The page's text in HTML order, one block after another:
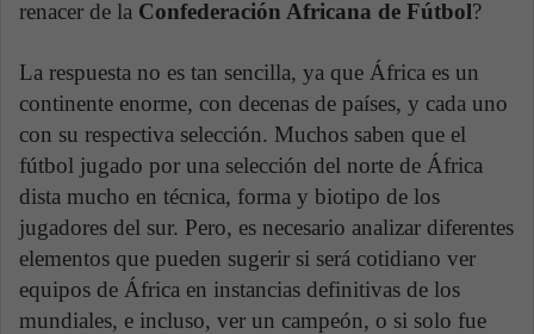
renacer de la Confederación Africana de Fútbol?
La respuesta no es tan sencilla, ya que África es un
continente enorme, con decenas de países, y cada uno
con su respectiva selección. Muchos saben que el
fútbol jugado por una selección del norte de África
dista mucho en técnica, forma y biotipo de los
jugadores del sur. Pero, es necesario analizar diferentes
elementos que pueden sugerir si será cotidiano ver
equipos de África en instancias definitivas de los
mundiales, e incluso, ver un campeón, o si solo fue